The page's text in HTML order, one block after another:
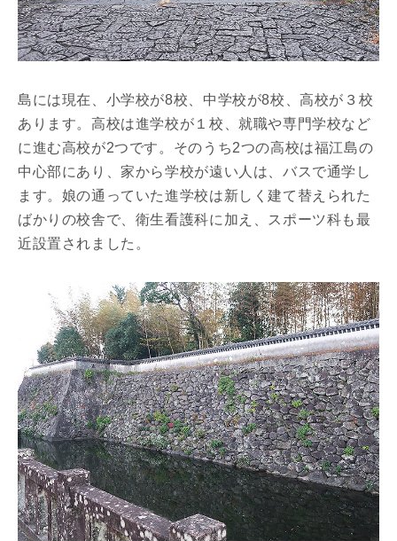
島には現在、小学校が8校、中学校が8校、高校が３校
あります。高校は進学校が１校、就職や専門学校など
に進む高校が2つです。そのうち2つの高校は福江島の
中心部にあり、家から学校が遠い人は、バスで通学し
ます。娘の通っていた進学校は新しく建て替えられた
ばかりの校舎で、衛生看護科に加え、スポーツ科も最
近設置されました。